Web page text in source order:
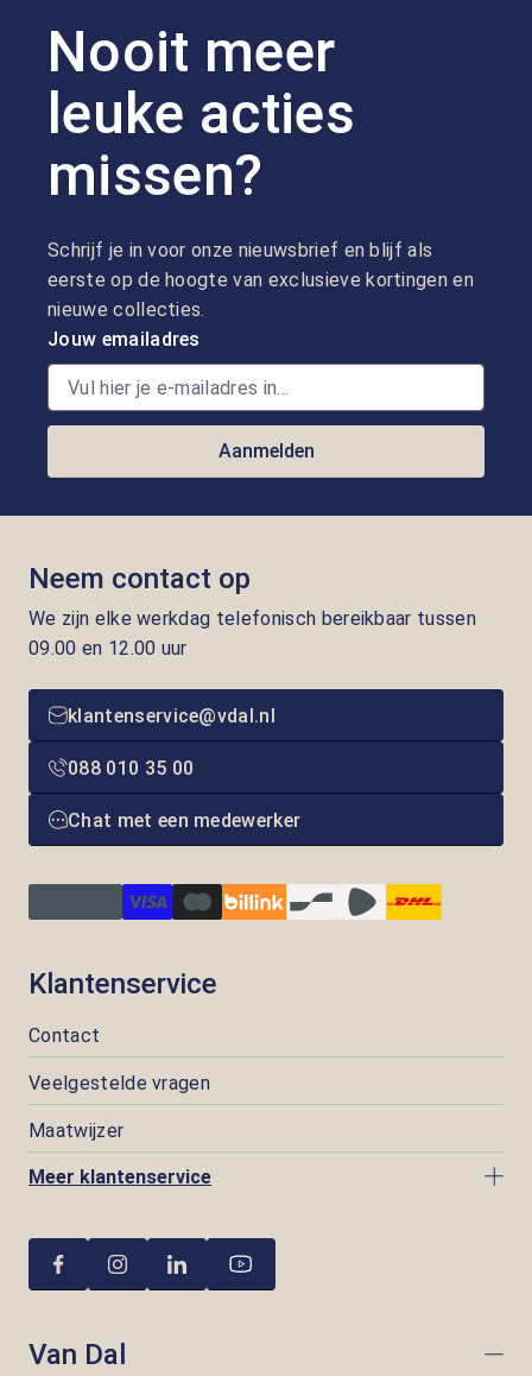
Nooit meer
leuke acties
missen?
Schrijf je in voor onze nieuwsbrief en blijf als
eerste op de hoogte van exclusieve kortingen en
nieuwe collecties.
Jouw emailadres
Aanmelden
Neem contact op
We zijn elke werkdag telefonisch bereikbaar tussen
09.00 en 12.00 uur
klantenservice@vdal.nl
088 010 35 00
Chat met een medewerker
Klantenservice
Contact
Veelgestelde vragen
Maatwijzer
Meer klantenservice
Van Dal